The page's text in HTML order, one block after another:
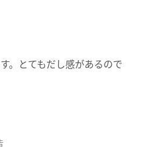
。とてもだし感があるので